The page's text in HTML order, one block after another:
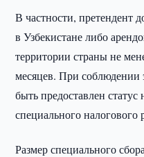
В частности, претендент
в Узбекистане либо
территории страны не
месяцев. При соблюдении
быть предоставлен статус
специального налогового
Размер специального